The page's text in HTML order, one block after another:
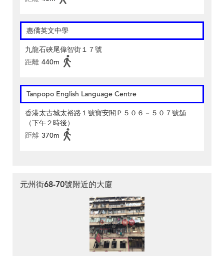
惠僑英文中學
九龍石硤尾偉智街１７號
距離 440m
Tanpopo English Language Centre
香港太古城太裕路１號寶安閣Ｐ５０６－５０７號舖
（下午２時後）
距離 370m
元州街68-70號附近的大廈